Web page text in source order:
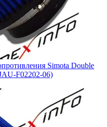
Simota Double
F02202-06)